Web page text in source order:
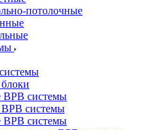
потолочные
ВРВ системы
ВРВ системы
ВРВ системы